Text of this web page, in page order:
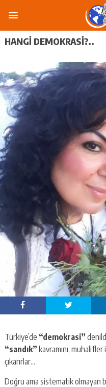
HANGI DEMOKRASI?..
Türkiye’de “demokrasi”
“sandık” kavramını, muhalifler
çıkarırlar…
Doğru ama sistematik olmayan